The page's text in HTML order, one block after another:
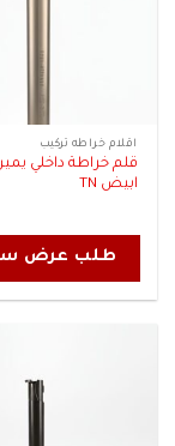
اقلام خراطه تركيب
قلم خراطة داخلي
ابيض TN
طلب عرض